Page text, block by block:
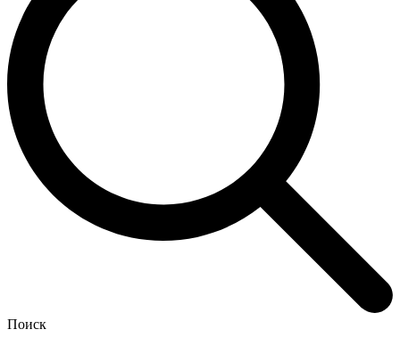
Поиск